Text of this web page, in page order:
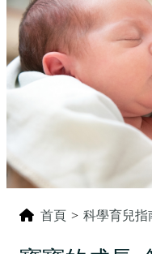
首頁 > 科學育兒指